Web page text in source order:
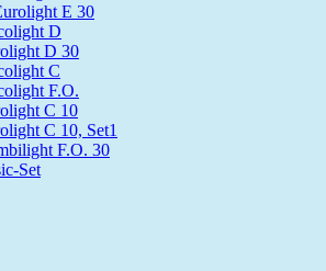
E 30
D
D 30
C
F.O.
C 10
C 10, Set1
F.O. 30
Set